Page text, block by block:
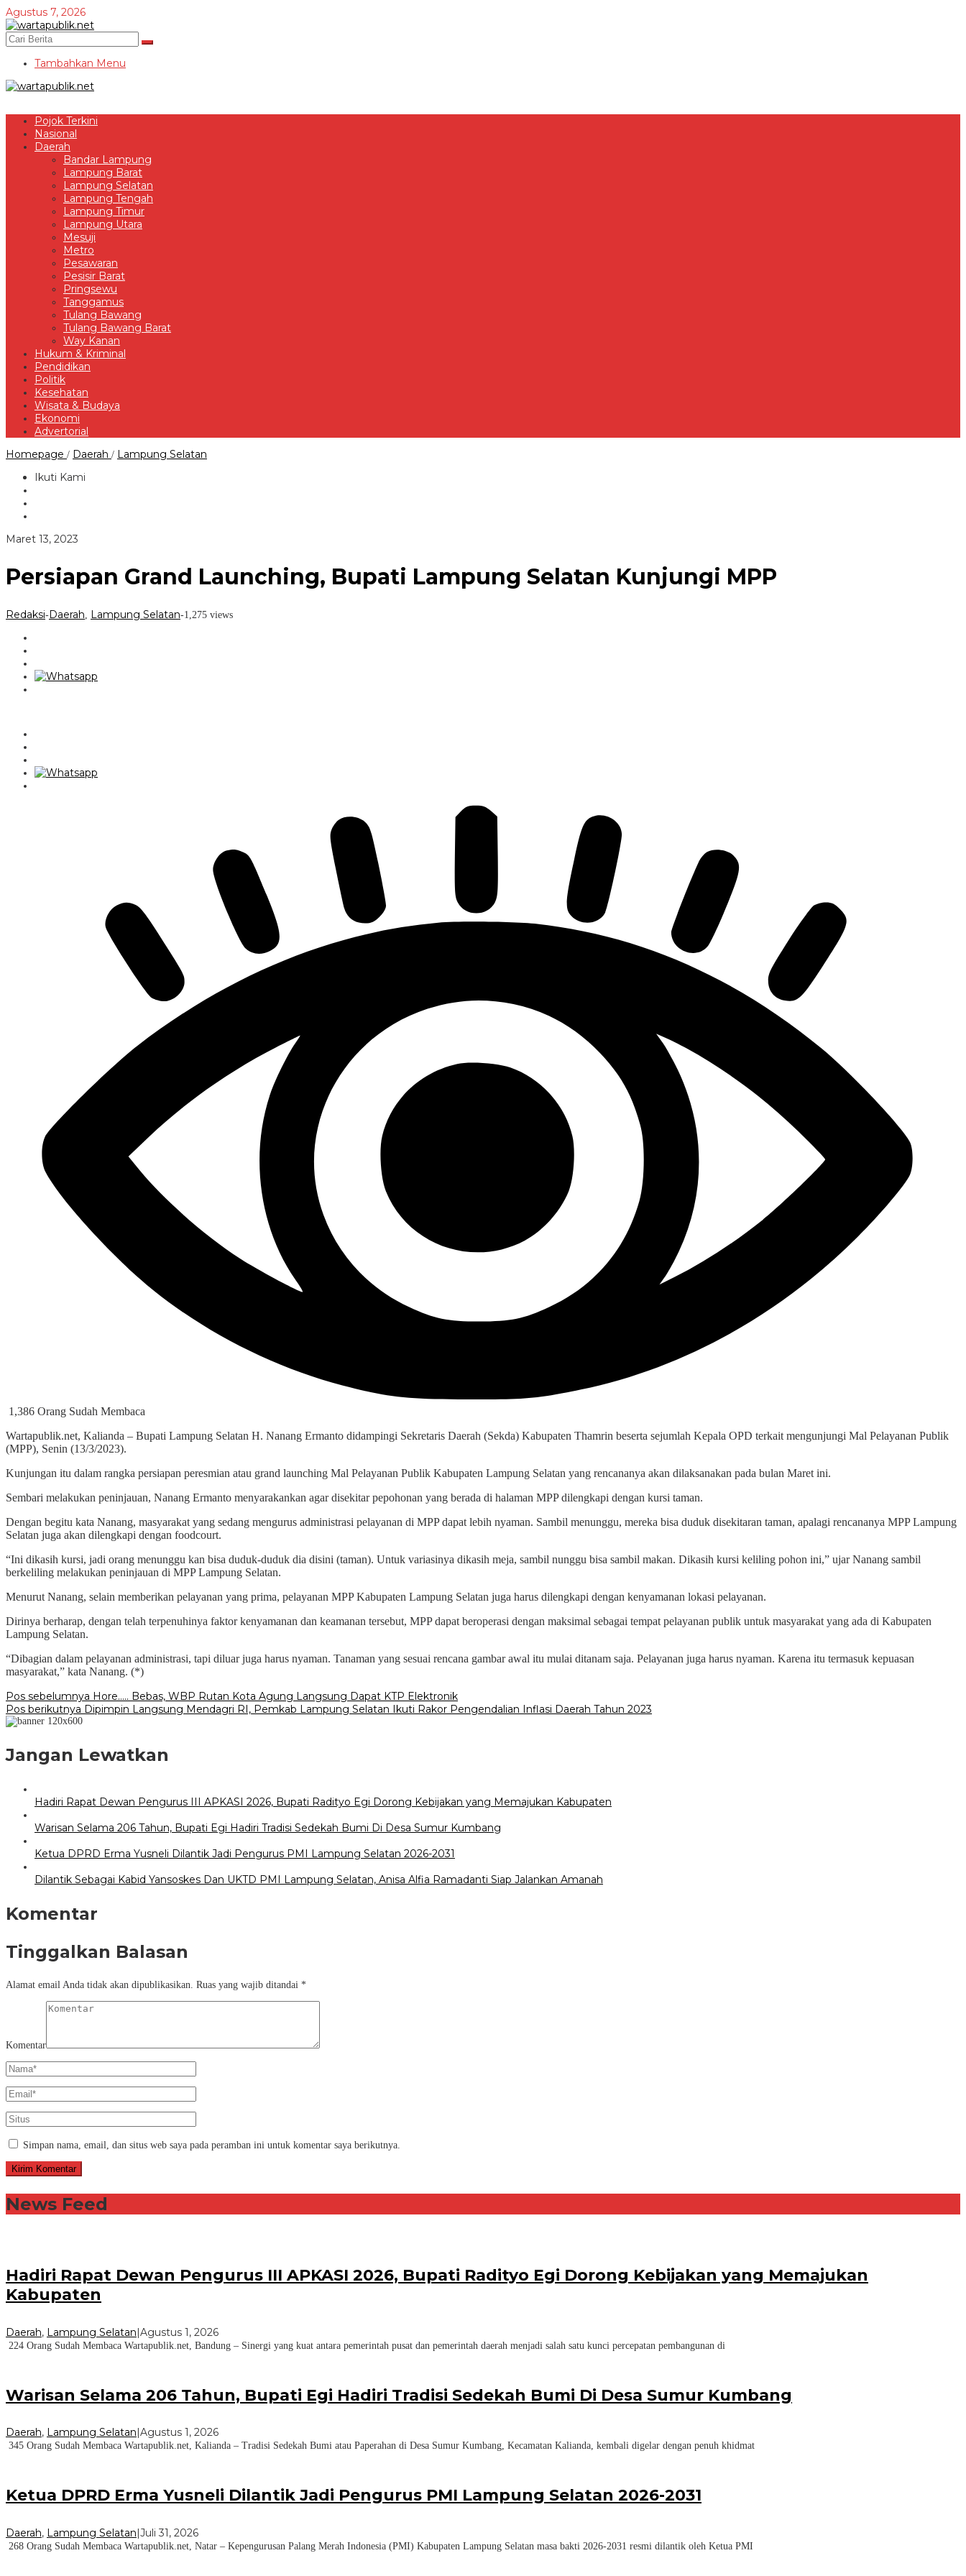
Lewati
ke
konten
Agustus 7, 2026
Tambahkan Menu
Pojok Terkini
Nasional
Daerah
Bandar Lampung
Lampung Barat
Lampung Selatan
Lampung Tengah
Lampung Timur
Lampung Utara
Mesuji
Metro
Pesawaran
Pesisir Barat
Pringsewu
Tanggamus
Tulang Bawang
Tulang Bawang Barat
Way Kanan
Hukum & Kriminal
Pendidikan
Politik
Kesehatan
Wisata & Budaya
Ekonomi
Advertorial
Homepage / Daerah / Lampung Selatan
Ikuti Kami
Maret 13, 2023
Persiapan Grand Launching, Bupati Lampung Selatan Kunjungi MPP
Redaksi-Daerah Lampung Selatan-1,275 views
1,386 Orang Sudah Membaca
Wartapublik.net, Kalianda – Bupati Lampung Selatan H. Nanang Ermanto didampingi Sekretaris Daerah (Sekda) Kabupaten Thamrin beserta sejumlah Kepala OPD terkait mengunjungi Mal Pelayanan Publik
(MPP), Senin (13/3/2023).
Kunjungan itu dalam rangka persiapan peresmian atau grand launching Mal Pelayanan Publik Kabupaten Lampung Selatan yang rencananya akan dilaksanakan pada bulan Maret ini.
Sembari melakukan peninjauan, Nanang Ermanto menyarakankan agar disekitar pepohonan yang berada di halaman MPP dilengkapi dengan kursi taman.
Dengan begitu kata Nanang, masyarakat yang sedang mengurus administrasi pelayanan di MPP dapat lebih nyaman. Sambil menunggu, mereka bisa duduk disekitaran taman, apalagi rencananya MPP Lampung
Selatan juga akan dilengkapi dengan foodcourt.
“Ini dikasih kursi, jadi orang menunggu kan bisa duduk-duduk dia disini (taman). Untuk variasinya dikasih meja, sambil nunggu bisa sambil makan. Dikasih kursi keliling pohon ini,” ujar Nanang sambil
berkeliling melakukan peninjauan di MPP Lampung Selatan.
Menurut Nanang, selain memberikan pelayanan yang prima, pelayanan MPP Kabupaten Lampung Selatan juga harus dilengkapi dengan kenyamanan lokasi pelayanan.
Dirinya berharap, dengan telah terpenuhinya faktor kenyamanan dan keamanan tersebut, MPP dapat beroperasi dengan maksimal sebagai tempat pelayanan publik untuk masyarakat yang ada di Kabupaten
Lampung Selatan.
“Dibagian dalam pelayanan administrasi, tapi diluar juga harus nyaman. Tanaman yang sesuai rencana gambar awal itu mulai ditanam saja. Pelayanan juga harus nyaman. Karena itu termasuk kepuasan
masyarakat,” kata Nanang. (*)
Navigasi
pos
Pos sebelumnya Hore….. Bebas, WBP Rutan Kota Agung Langsung Dapat KTP Elektronik
Pos berikutnya Dipimpin Langsung Mendagri RI, Pemkab Lampung Selatan Ikuti Rakor Pengendalian Inflasi Daerah Tahun 2023
Jangan Lewatkan
Hadiri Rapat Dewan Pengurus III APKASI 2026, Bupati Radityo Egi Dorong Kebijakan yang Memajukan Kabupaten
Warisan Selama 206 Tahun, Bupati Egi Hadiri Tradisi Sedekah Bumi Di Desa Sumur Kumbang
Ketua DPRD Erma Yusneli Dilantik Jadi Pengurus PMI Lampung Selatan 2026-2031
Dilantik Sebagai Kabid Yansoskes Dan UKTD PMI Lampung Selatan, Anisa Alfia Ramadanti Siap Jalankan Amanah
Komentar
Tinggalkan Balasan
Alamat email Anda tidak akan dipublikasikan. Ruas yang wajib ditandai *
Komentar
Simpan nama, email, dan situs web saya pada peramban ini untuk komentar saya berikutnya.
News Feed
Hadiri Rapat Dewan Pengurus III APKASI 2026, Bupati Radityo Egi Dorong Kebijakan yang Memajukan
Kabupaten
Daerah, Lampung Selatan|Agustus 1, 2026
224 Orang Sudah Membaca Wartapublik.net, Bandung – Sinergi yang kuat antara pemerintah pusat dan pemerintah daerah menjadi salah satu kunci percepatan pembangunan di
Warisan Selama 206 Tahun, Bupati Egi Hadiri Tradisi Sedekah Bumi Di Desa Sumur Kumbang
Daerah, Lampung Selatan|Agustus 1, 2026
345 Orang Sudah Membaca Wartapublik.net, Kalianda – Tradisi Sedekah Bumi atau Paperahan di Desa Sumur Kumbang, Kecamatan Kalianda, kembali digelar dengan penuh khidmat
Ketua DPRD Erma Yusneli Dilantik Jadi Pengurus PMI Lampung Selatan 2026-2031
Daerah, Lampung Selatan|Juli 31, 2026
268 Orang Sudah Membaca Wartapublik.net, Natar – Kepengurusan Palang Merah Indonesia (PMI) Kabupaten Lampung Selatan masa bakti 2026-2031 resmi dilantik oleh Ketua PMI